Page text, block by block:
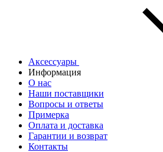
Аксессуары
Информация
О нас
Наши поставщики
Вопросы и ответы
Примерка
Оплата и доставка
Гарантии и возврат
Контакты